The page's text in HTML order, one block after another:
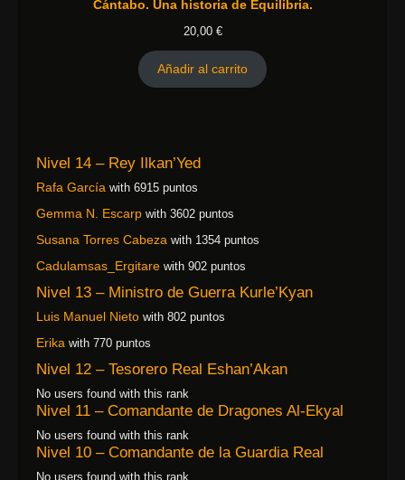
Cántabo. Una historia de Equilibria.
20,00 €
Añadir al carrito
Nivel 14 – Rey Ilkan’Yed
Rafa García with 6915 puntos
Gemma N. Escarp with 3602 puntos
Susana Torres Cabeza with 1354 puntos
Cadulamsas_Ergitare with 902 puntos
Nivel 13 – Ministro de Guerra Kurle’Kyan
Luis Manuel Nieto with 802 puntos
Erika with 770 puntos
Nivel 12 – Tesorero Real Eshan’Akan
No users found with this rank
Nivel 11 – Comandante de Dragones Al-Ekyal
No users found with this rank
Nivel 10 – Comandante de la Guardia Real
No users found with this rank